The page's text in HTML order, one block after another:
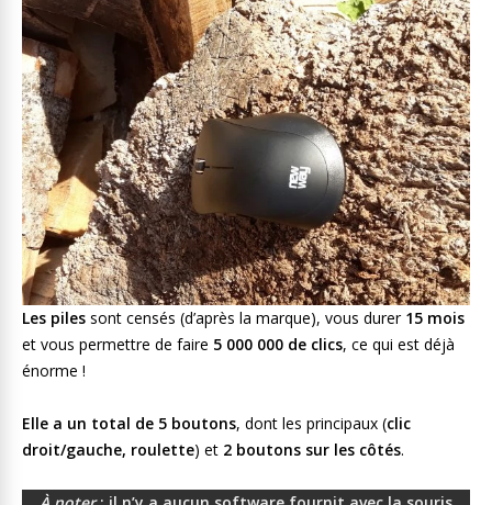
Les piles sont censés (d’après la marque), vous durer 15 mois
et vous permettre de faire 5 000 000 de clics, ce qui est déjà
énorme !
Elle a un total de 5 boutons, dont les principaux (clic
droit/gauche, roulette) et 2 boutons sur les côtés.